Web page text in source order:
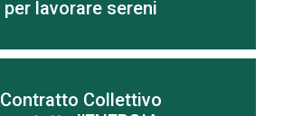
per lavorare sereni
Contratto Collettivo
Scopri di più